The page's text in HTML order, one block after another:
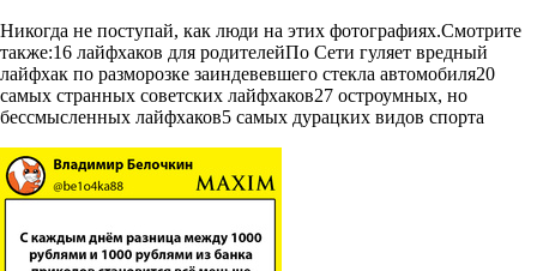
Никогда не поступай, как люди на этих фотографиях.Смотрите
также:16 лайфхаков для родителейПо Сети гуляет вредный
лайфхак по разморозке заиндевевшего стекла автомобиля20
самых странных советских лайфхаков27 остроумных, но
бессмысленных лайфхаков5 самых дурацких видов спорта